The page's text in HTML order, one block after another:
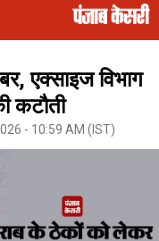
एक्साइज विभाग
कटौती
- 10:59 AM (IST)